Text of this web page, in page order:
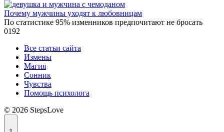
Почему мужчины уходят к любовницам
По статистике 95% изменников предпочитают не бросать
0192
Все статьи сайта
Измены
Магия
Сонник
Чувства
Помощь психолога
© 2026 StepsLove